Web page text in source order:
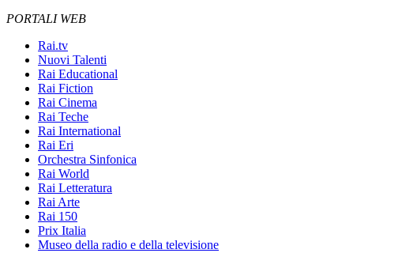
PORTALI WEB
Rai.tv
Nuovi Talenti
Rai Educational
Rai Fiction
Rai Cinema
Rai Teche
Rai International
Rai Eri
Orchestra Sinfonica
Rai World
Rai Letteratura
Rai Arte
Rai 150
Prix Italia
Museo della radio e della televisione